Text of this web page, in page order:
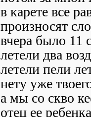
в карете все
произносят
вчера было 11
летели два
летели пели
нету уже
а мы со скво
отец ее